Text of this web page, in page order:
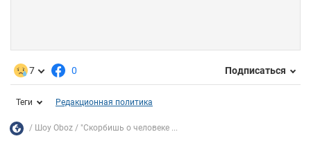
7 0 Подписаться
Теги Редакционная политика
Шоу Oboz "Скорбишь о человеке ...